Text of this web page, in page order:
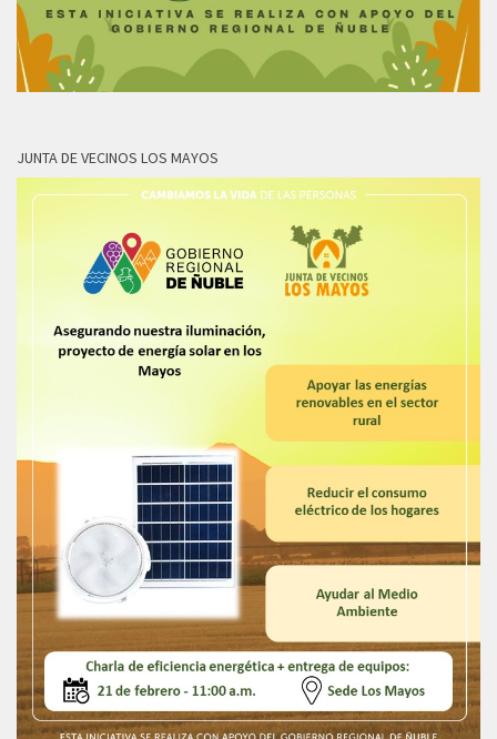
JUNTA DE VECINOS LOS MAYOS